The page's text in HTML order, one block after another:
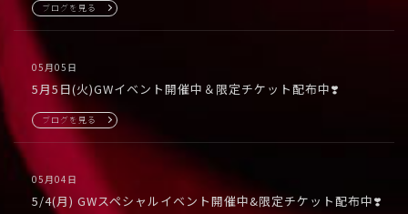
ブログを見る
5月5日(火)GWイベント開催中＆限定チケット配布中❣️
05月05日
ブログを見る
5/4(月) GWスペシャルイベント開催中&限定チケット配布中❣️
05月04日